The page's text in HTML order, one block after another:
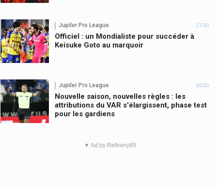
Jupiler Pro League 21:00
Officiel : un Mondialiste pour succéder à
Keisuke Goto au marquoir
Jupiler Pro League 20:30
Nouvelle saison, nouvelles règles : les
attributions du VAR s'élargissent, phase test
pour les gardiens
▼ Ad by Refinery89